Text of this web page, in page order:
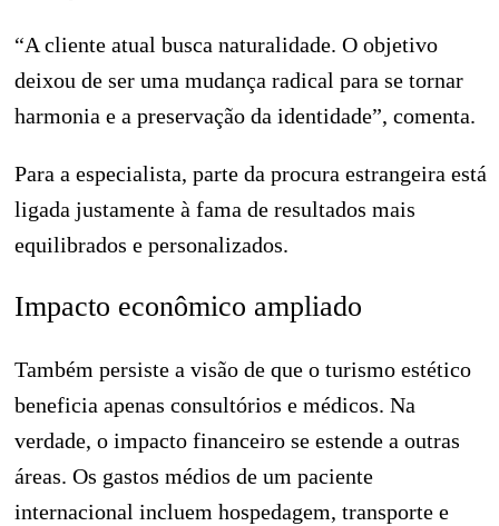
“A cliente atual busca naturalidade. O objetivo
deixou de ser uma mudança radical para se tornar
harmonia e a preservação da identidade”, comenta.
Para a especialista, parte da procura estrangeira está
ligada justamente à fama de resultados mais
equilibrados e personalizados.
Impacto econômico ampliado
Também persiste a visão de que o turismo estético
beneficia apenas consultórios e médicos. Na
verdade, o impacto financeiro se estende a outras
áreas. Os gastos médios de um paciente
internacional incluem hospedagem, transporte e